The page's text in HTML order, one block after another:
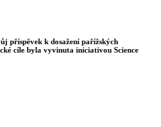
příspěvek k dosažení pařížských
cíle byla vyvinuta iniciativou Science